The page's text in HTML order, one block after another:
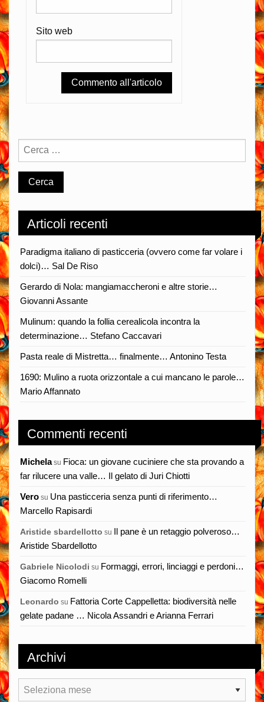
Sito web
Articoli recenti
Paradigma italiano di pasticceria (ovvero come far volare i
dolci)… Sal De Riso
Gerardo di Nola: mangiamaccheroni e altre storie…
Giovanni Assante
Mulinum: quando la follia cerealicola incontra la
determinazione… Stefano Caccavari
Pasta reale di Mistretta… finalmente… Antonino Testa
1690: Mulino a ruota orizzontale a cui mancano le parole…
Mario Affannato
Commenti recenti
Michelasu Fioca: un giovane cuciniere che sta provando a
far rilucere una valle… Il gelato di Juri Chiotti
Vero su Una pasticceria senza punti di riferimento…
Marcello Rapisardi
Aristide sbardellotto su Il pane è un retaggio polveroso…
Aristide Sbardellotto
Gabriele Nicolodi su Formaggi, errori, linciaggi e perdoni…
Giacomo Romelli
Leonardo su Fattoria Corte Cappelletta: biodiversità nelle
gelate padane … Nicola Assandri e Arianna Ferrari
Archivi
Archivi